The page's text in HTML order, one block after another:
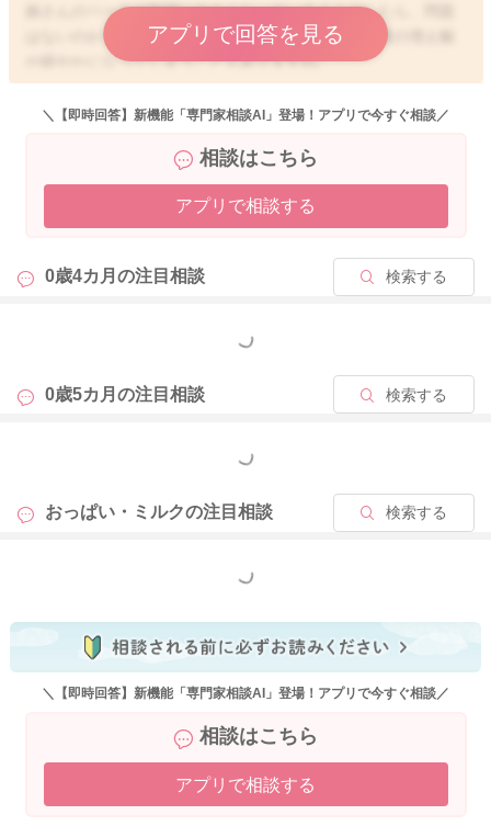
娘さんのペースで順調に大きくなっているようでしたら、問題
はないのかなと思いますが、回数が減ることで、体重の増え幅
が緩やかになってしまうこともありますね。
一回のミルク量を180mlにされてみて、回数を増やせるようにさ
そうしてみていただくことで、吐き戻しも減るかもしれませ
ん。
トータルの量が稼げることにならないかなと思いました。
よかったら参考になさってみてください。
どうぞよろしくお願いします。
アプリで回答を見る
＼【即時回答】新機能「専門家相談AI」登場！アプリで今すぐ相談／
相談はこちら
アプリで相談する
0歳4カ月の注目相談 検索する
もっと見る
0歳5カ月の注目相談 検索する
もっと見る
おっぱい・ミルクの注目相談 検索する
もっと見る
＼【即時回答】新機能「専門家相談AI」登場！アプリで今すぐ相談／
相談はこちら
アプリで相談する